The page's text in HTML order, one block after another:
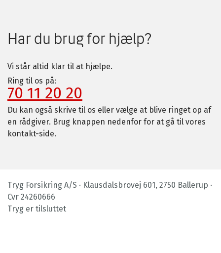
Har du brug for hjælp?
Vi står altid klar til at hjælpe.
Ring til os på:
70 11 20 20
Du kan også skrive til os eller vælge at blive ringet op af
en rådgiver. Brug knappen nedenfor for at gå til vores
kontakt-side.
Tryg Forsikring A/S · Klausdalsbrovej 601, 2750 Ballerup ·
Cvr 24260666
Tryg er tilsluttet